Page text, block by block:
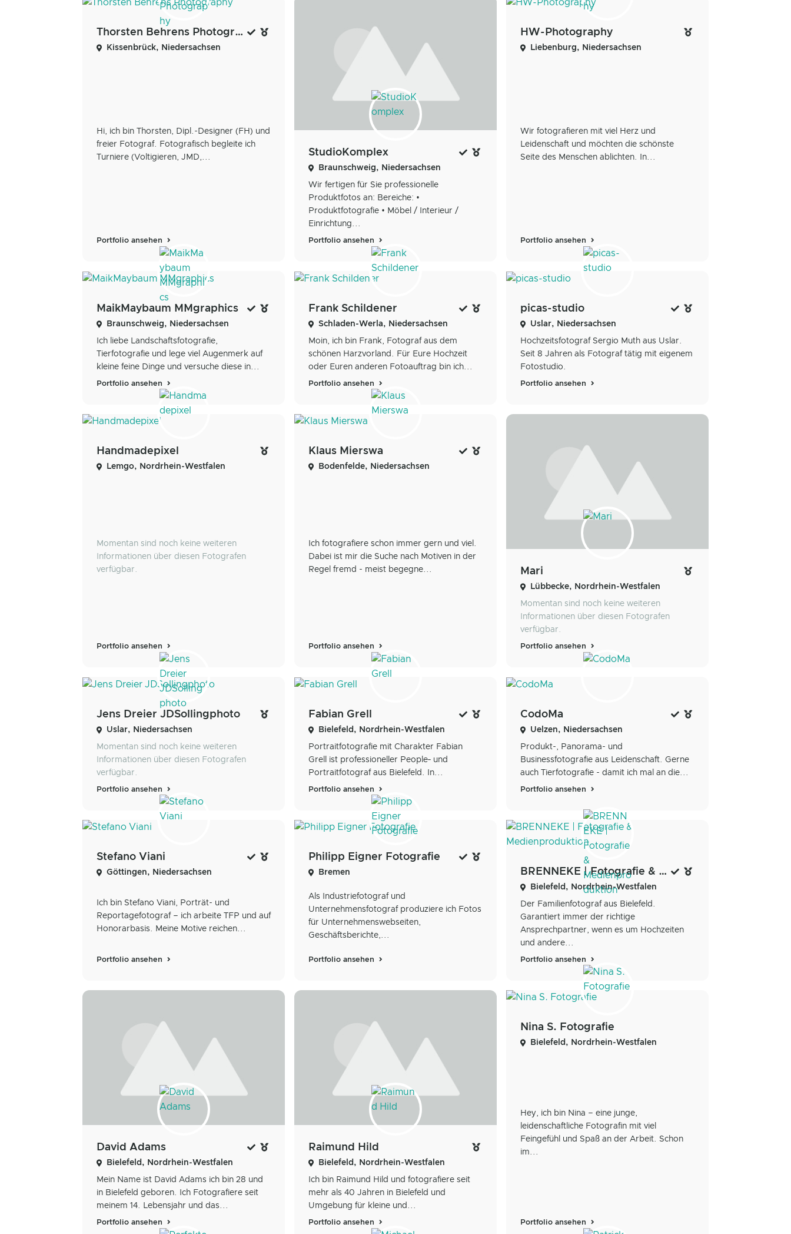
Thorsten Behrens Photography
Kissenbrück, Niedersachsen
Hi, ich bin Thorsten, Dipl.-Designer (FH) und
freier Fotograf. Fotografisch begleite ich
Turniere (Voltigieren, JMD,...
Portfolio ansehen
StudioKomplex
Braunschweig, Niedersachsen
Wir fertigen für Sie professionelle
Produktfotos an: Bereiche: •
Produktfotografie • Möbel / Interieur /
Einrichtung...
Portfolio ansehen
HW-Photography
Liebenburg, Niedersachsen
Wir fotografieren mit viel Herz und
Leidenschaft und möchten die schönste
Seite des Menschen ablichten. In...
Portfolio ansehen
MaikMaybaum MMgraphics
Braunschweig, Niedersachsen
Ich liebe Landschaftsfotografie,
Tierfotografie und lege viel Augenmerk auf
kleine feine Dinge und versuche diese in...
Portfolio ansehen
Frank Schildener
Schladen-Werla, Niedersachsen
Moin, ich bin Frank, Fotograf aus dem
schönen Harzvorland. Für Eure Hochzeit
oder Euren anderen Fotoauftrag bin ich...
Portfolio ansehen
picas-studio
Uslar, Niedersachsen
Hochzeitsfotograf Sergio Muth aus Uslar.
Seit 8 Jahren als Fotograf tätig mit eigenem
Fotostudio.
Portfolio ansehen
Handmadepixel
Lemgo, Nordrhein-Westfalen
Momentan sind noch keine weiteren
Informationen über diesen Fotografen
verfügbar.
Portfolio ansehen
Klaus Mierswa
Bodenfelde, Niedersachsen
Ich fotografiere schon immer gern und viel.
Dabei ist mir die Suche nach Motiven in der
Regel fremd - meist begegne...
Portfolio ansehen
Mari
Lübbecke, Nordrhein-Westfalen
Momentan sind noch keine weiteren
Informationen über diesen Fotografen
verfügbar.
Portfolio ansehen
Jens Dreier JDSollingphoto
Uslar, Niedersachsen
Momentan sind noch keine weiteren
Informationen über diesen Fotografen
verfügbar.
Portfolio ansehen
Fabian Grell
Bielefeld, Nordrhein-Westfalen
Portraitfotografie mit Charakter Fabian
Grell ist professioneller People‑ und
Portraitfotograf aus Bielefeld. In...
Portfolio ansehen
CodoMa
Uelzen, Niedersachsen
Produkt-, Panorama- und
Businessfotografie aus Leidenschaft. Gerne
auch Tierfotografie - damit ich mal an die...
Portfolio ansehen
Stefano Viani
Göttingen, Niedersachsen
Ich bin Stefano Viani, Porträt- und
Reportagefotograf – ich arbeite TFP und auf
Honorarbasis. Meine Motive reichen...
Portfolio ansehen
Philipp Eigner Fotografie
Bremen
Als Industriefotograf und
Unternehmensfotograf produziere ich Fotos
für Unternehmenswebseiten,
Geschäftsberichte,...
Portfolio ansehen
BRENNEKE | Fotografie & Medienproduktion
Bielefeld, Nordrhein-Westfalen
Der Familienfotograf aus Bielefeld.
Garantiert immer der richtige
Ansprechpartner, wenn es um Hochzeiten
und andere...
Portfolio ansehen
David Adams
Bielefeld, Nordrhein-Westfalen
Mein Name ist David Adams ich bin 28 und
in Bielefeld geboren. Ich Fotografiere seit
meinem 14. Lebensjahr und das...
Portfolio ansehen
Raimund Hild
Bielefeld, Nordrhein-Westfalen
Ich bin Raimund Hild und fotografiere seit
mehr als 40 Jahren in Bielefeld und
Umgebung für kleine und...
Portfolio ansehen
Nina S. Fotografie
Bielefeld, Nordrhein-Westfalen
Hey, ich bin Nina – eine junge,
leidenschaftliche Fotografin mit viel
Feingefühl und Spaß an der Arbeit. Schon
im...
Portfolio ansehen